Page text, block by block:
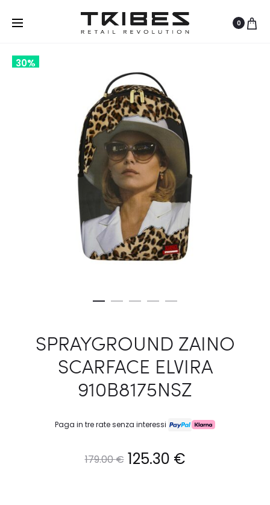
0
30%
SPRAYGROUND ZAINO
SCARFACE ELVIRA
910B8175NSZ
Paga in tre rate senza interessi
179.00€ Il
125.30 €Il